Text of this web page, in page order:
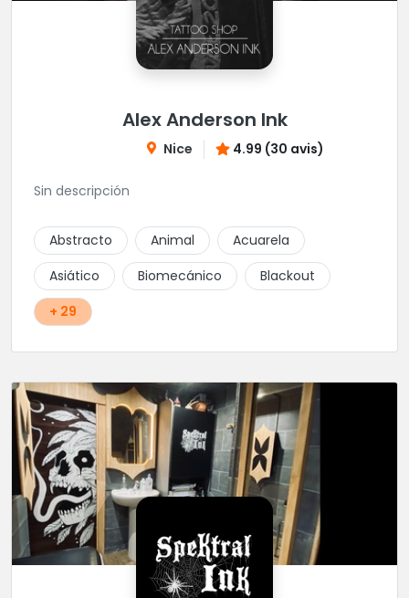
Alex Anderson Ink
Nice 4.99 (30 avis)
Sin descripción
Abstracto Animal
Acuarela
Asiático
Biomecánico
Blackout
+ 29